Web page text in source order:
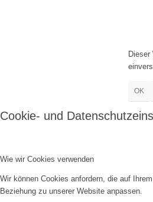
OK
Cookie- und
Wie wir Cookies verwenden
Wir können Cookies anfordern, die auf
Beziehung zu unserer Website anpassen.